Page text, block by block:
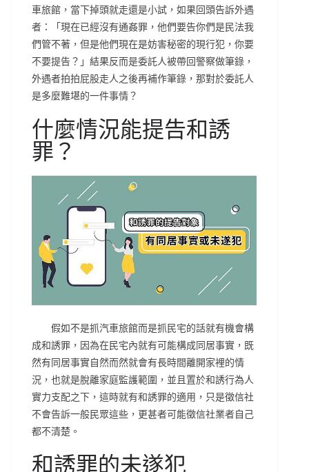
車旅館，當下掉頭就走還是小試，如果回頭告訴外遇
者：「現在已經沒有通姦罪，他們要告你們是民法我
們管不著，但是他們現在是妨害秘密的現行犯，你要
不要提告？」結果反而是委託人被帶回警察做筆錄，
外遇者拍拍屁股走人之後再補作筆錄，那對於委託人
是多麼難堪的一件事情？
什麼情況能提告和誘
罪？
假如不是抓汽車旅館而是抓民宅的話就有機會構
成和誘罪，因為在民宅內就有可能構成同居事實，既
然有同居事實自然而然就會有長時間離開家裡的情
況，也就是脫離家庭監護範圍，並且置於和誘行為人
實力支配之下，這時就有和誘罪的適用，只是徵信社
不會告訴一般民眾這些，更甚者可能徵信社業者自己
都不清楚。
和誘罪的未遂犯